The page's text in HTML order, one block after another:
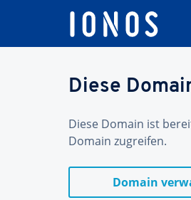
Diese
Diese Domain ist
Domain zugreifen.
Domain